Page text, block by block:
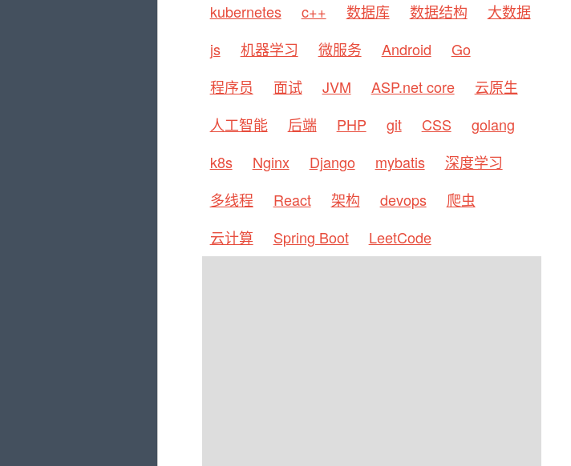
kubernetes
c++ 数据库 数据结构
大数据
js
机器学习 微服务 Android
Go
程序员
面试 JVM ASP.net core
云原生
人工智能
后端 PHP git CSS
golang
k8s
Nginx Django mybatis
深度学习
多线程
React 架构 devops
爬虫
云计算
Spring Boot LeetCode